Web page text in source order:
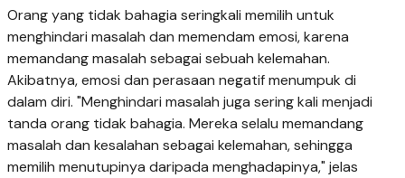
Orang yang tidak bahagia seringkali memilih untuk
menghindari masalah dan memendam emosi, karena
memandang masalah sebagai sebuah kelemahan.
Akibatnya, emosi dan perasaan negatif menumpuk di
dalam diri. "Menghindari masalah juga sering kali menjadi
tanda orang tidak bahagia. Mereka selalu memandang
masalah dan kesalahan sebagai kelemahan, sehingga
memilih menutupinya daripada menghadapinya," jelas